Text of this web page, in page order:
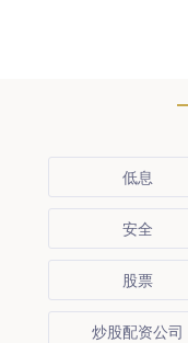
低息
安全
股票
炒股配资公司